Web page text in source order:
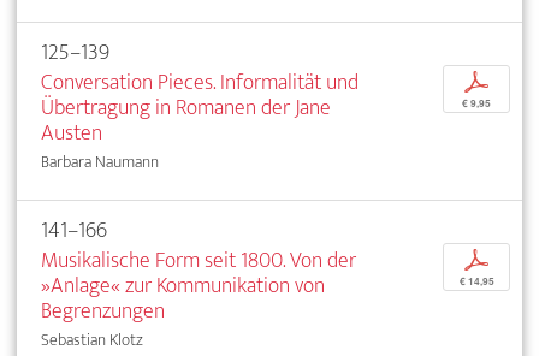
125–139
Conversation Pieces. Informalität und
Übertragung in Romanen der Jane
Austen
Barbara Naumann
p
€ 9,95
141–166
Musikalische Form seit 1800. Von der
»Anlage« zur Kommunikation von
Begrenzungen
Sebastian Klotz
p
€ 14,95